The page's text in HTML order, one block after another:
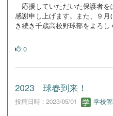
応援していただいた保護者を
感謝申し上げます。また、９月
き続き千歳高校野球部をよろし
0
2023 球春到来！
投稿日時 : 2023/05/01 学校